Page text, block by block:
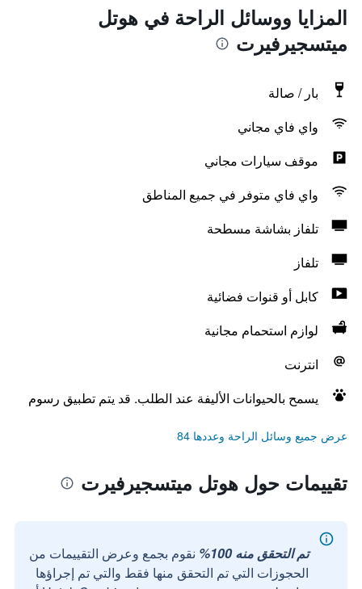
المزايا ووسائل الراحة في هوتل
ميتسجيرفيرت
بار / صالة
واي فاي مجاني
موقف سيارات مجاني
واي فاي متوفر في جميع المناطق
تلفاز بشاشة مسطحة
تلفاز
كابل أو قنوات فضائية
لوازم استحمام مجانية
انترنت
يسمح بالحيوانات الأليفة عند الطلب. قد يتم تطبيق رسوم
عرض جميع وسائل الراحة وعددها 84
تقييمات حول هوتل ميتسجيرفيرت
تم التحقق منه 100%
نقوم بجمع وعرض التقييمات من
الحجوزات التي تم التحقق منها فقط والتي تم إجراؤها